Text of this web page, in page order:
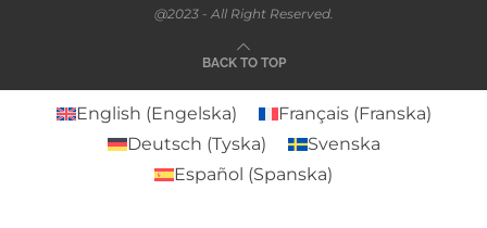
@2023 - All Right Reserved.
BACK TO TOP
English (Engelska) Français(Franska)
Deutsch (Tyska)
Svenska
Español (Spanska)